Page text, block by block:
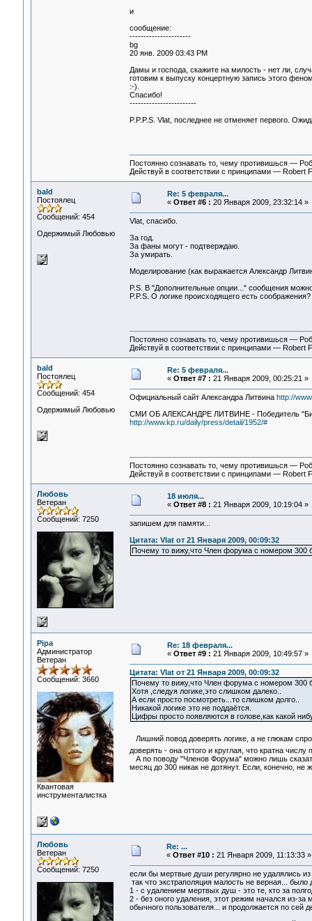
и
сообщение:
----------------------
bg
20 янв. 2009 03:43 PM
Дамы и господа, скажите на милость - нет ли,
готовим к выпуску концертную запись этого
:-).
Спасибо!
------------------------
P.P.P.S. Vlat, последнее не отменяет первого.
Постоянно сознавать то, чему противишься —
Действуй в соответствии с принципами — Robert
bald
Постоялец
Сообщений: 454
Одержимый Любовью
Re: 5 февраля...
« Ответ #6 : 20 Января 2009, 23:32:14 »
Vlat, спасибо.
За год.
За фаны могут - подтверждаю.
За умирать.
Моделирование (как выражается Александр
P.S. В "Дополнительные опции..." сообщения
P.P.S. О логике происходящего есть соображения?
Постоянно сознавать то, чему противишься —
Действуй в соответствии с принципами — Robert
bald
Постоялец
Сообщений: 454
Одержимый Любовью
Re: 5 февраля...
« Ответ #7 : 21 Января 2009, 00:25:21 »
Официальный сайт Александра Литвина http://
СМИ ОБ АЛЕКСАНДРЕ ЛИТВИНЕ - Победитель
http://www.kp.ru/daily/press/detail/1952/#
Постоянно сознавать то, чему противишься —
Действуй в соответствии с принципами — Robert
Любовь
Ветеран
Сообщений: 7250
18 июля...
« Ответ #8 : 21 Января 2009, 10:19:04 »
запишем для памяти...
Цитата: Vlat от 21 Января 2009, 00:09:32
Почему то вижу,что Член форума с номером 300
Pipa
Администратор
Ветеран
Сообщений: 3660
Квантовая
инструменталистка
Re: 18 февраля...
« Ответ #9 : 21 Января 2009, 10:49:57 »
Цитата: Vlat от 21 Января 2009, 00:09:32
Почему то вижу,что Член форума с номером 300
Хотя ,следуя логике,это слишком далеко..
А если просто посмотреть...то слишком долго..
Никакой логике это не поддаётся.
Цифры просто появляются в голове,как какой
Лишний повод доверять логике, а не глюкам
доверять - она оттого и круглая, что кратна числу
А по поводу "Членов Форума" можно лишь
месяц до 300 никак не дотянут. Если, конечно, не
Любовь
Ветеран
Сообщений: 7250
Re: ...
« Ответ #10 : 21 Января 2009, 11:13:33 »
если бы мертвые души регулярно не удалялись
так что экстраполяция малость не верная... было
1 - с удалением мертвых душ - это те, кто за
2 - без оного удаления, этот режим начался из-
обычного пользователя... и продолжается по сей